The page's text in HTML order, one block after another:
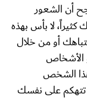
أن الشعور
لا بأس بهذه
أو من خلال
الأشخاص
الشخص
على نفسك